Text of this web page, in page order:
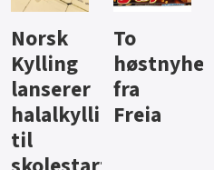
Knalltall
for Açai
Bowl
Aass vil
bli
førstevalg
i lite-